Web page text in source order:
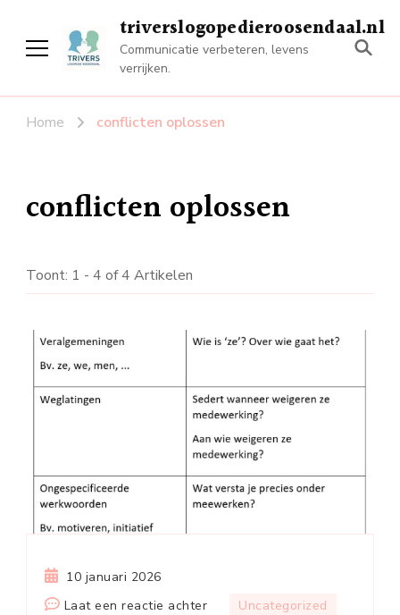
triverslogopedieroosendaal.nl
Communicatie verbeteren, levens
verrijken.
Home conflicten oplossen
conflicten oplossen
Toont: 1 - 4 of 4 Artikelen
10 januari 2026
Laat een reactie achterop
Uncategorized